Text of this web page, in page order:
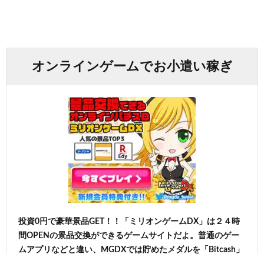
オンラインゲームでお小遣い稼ぎ
投資0円で豪華景品GET！！「ミリオンゲームDX」は２４時
間OPENの景品交換ができるゲームサイトだよ。普通のゲー
ムアプリなどと違い、MGDXでは貯めたメダルを「Bitcash」